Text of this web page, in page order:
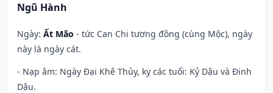
Ngũ Hành
Ngày: Ất Mão - tức Can Chi tương đồng (cùng Mộc), ngày
này là ngày cát.
- Nạp âm: Ngày Đại Khê Thủy, kỵ các tuổi: Kỷ Dậu và Đinh
Dậu.